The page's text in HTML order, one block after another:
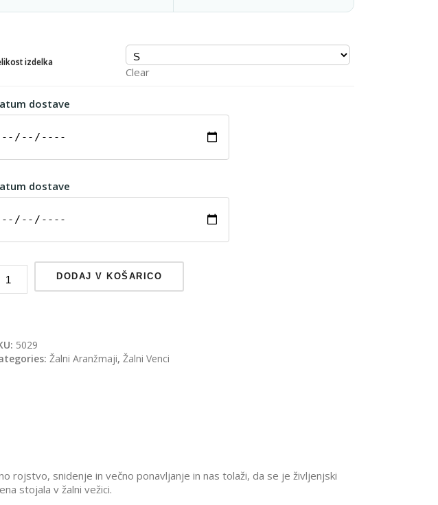
izdelka
Clear
dostave
dostave
DODAJ V KOŠARICO
5029
Žalni Aranžmaji, Žalni Venci
rojstvo, snidenje in večno ponavljanje in nas tolaži, da se je življenjski
stojala v žalni vežici.